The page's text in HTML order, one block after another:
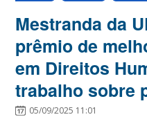
Mestranda da
prêmio de
em Direitos
trabalho sobre
05/09/2025 11:01